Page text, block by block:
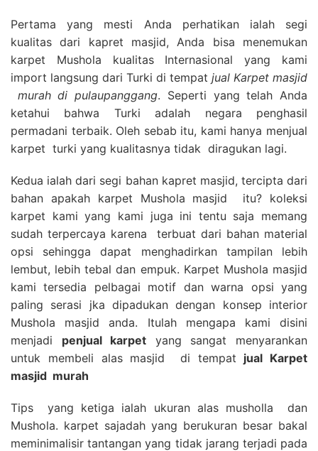
Pertama yang mesti Anda perhatikan ialah segi
kualitas dari kapret masjid, Anda bisa menemukan
karpet Mushola kualitas Internasional yang kami
import langsung dari Turki di tempat jual Karpet masjid
murah di pulaupanggang. Seperti yang telah Anda
ketahui bahwa Turki adalah negara penghasil
permadani terbaik. Oleh sebab itu, kami hanya menjual
karpet turki yang kualitasnya tidak diragukan lagi.
Kedua ialah dari segi bahan kapret masjid, tercipta dari
bahan apakah karpet Mushola masjid itu? koleksi
karpet kami yang kami juga ini tentu saja memang
sudah terpercaya karena terbuat dari bahan material
opsi sehingga dapat menghadirkan tampilan lebih
lembut, lebih tebal dan empuk. Karpet Mushola masjid
kami tersedia pelbagai motif dan warna opsi yang
paling serasi jka dipadukan dengan konsep interior
Mushola masjid anda. Itulah mengapa kami disini
menjadi penjual karpet yang sangat menyarankan
untuk membeli alas masjid di tempat jual Karpet
masjid murah
Tips yang ketiga ialah ukuran alas musholla dan
Mushola. karpet sajadah yang berukuran besar bakal
meminimalisir tantangan yang tidak jarang terjadi pada